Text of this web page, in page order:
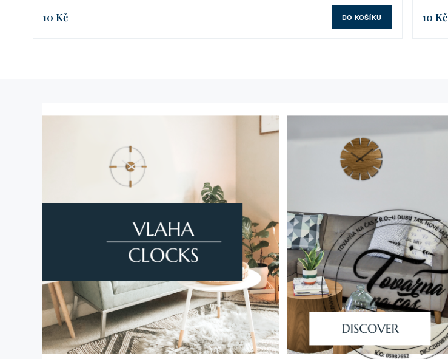
10 Kč DO KOŠÍKU 10 Kč